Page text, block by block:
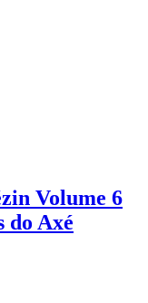
Volume 6
do Axé